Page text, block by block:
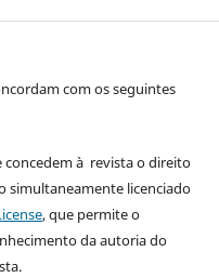
com os seguintes
à revista o direito
simultaneamente licenciado
, que permite o
da autoria do